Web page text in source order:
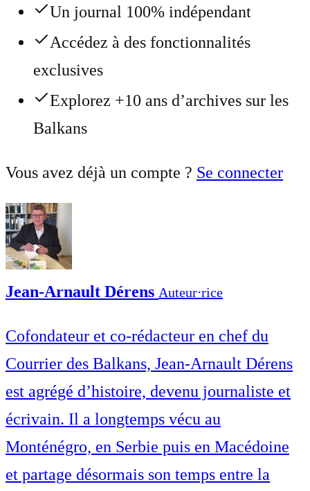
Un journal 100% indépendant
Accédez à des fonctionnalités
exclusives
Explorez +10 ans d’archives sur les
Balkans
Vous avez déjà un compte ? Se connecter
Jean-Arnault Dérens Auteur⋅rice
Cofondateur et co-rédacteur en chef du
Courrier des Balkans, Jean-Arnault Dérens
est agrégé d’histoire, devenu journaliste et
écrivain. Il a longtemps vécu au
Monténégro, en Serbie puis en Macédoine
et partage désormais son temps entre la